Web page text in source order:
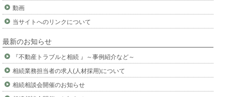
動画
当サイトへのリンクについて
最新のお知らせ
『不動産トラブルと相続 』～事例紹介など～
相続業務担当者の求人(人材採用)について
相続相談会開催のお知らせ